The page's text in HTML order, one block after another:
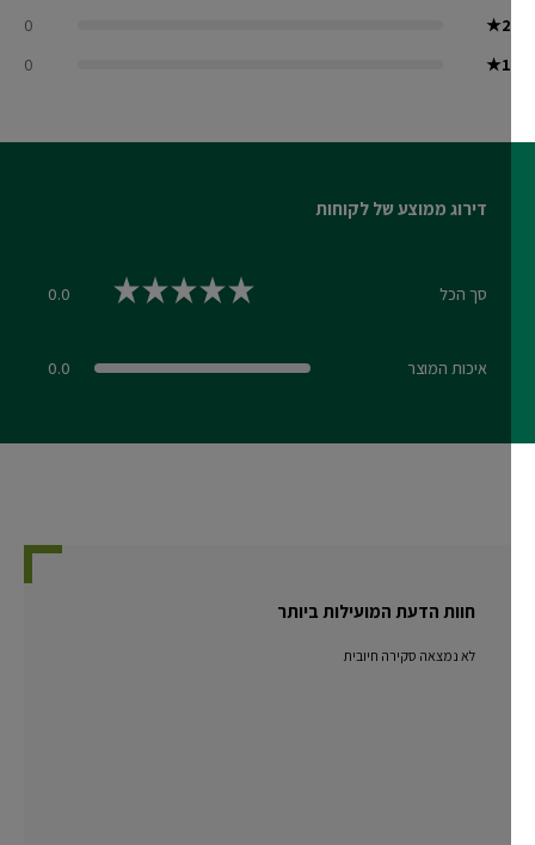
דירוג ממוצע של לקוחות
סך הכל
איכות המוצר
חוות הדעת המועילות ביותר
לא נמצאה סקירה חיובית